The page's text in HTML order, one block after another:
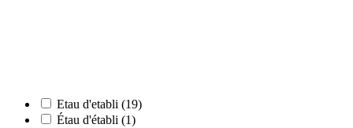
Etau d'etabli (19)
Étau d'établi (1)